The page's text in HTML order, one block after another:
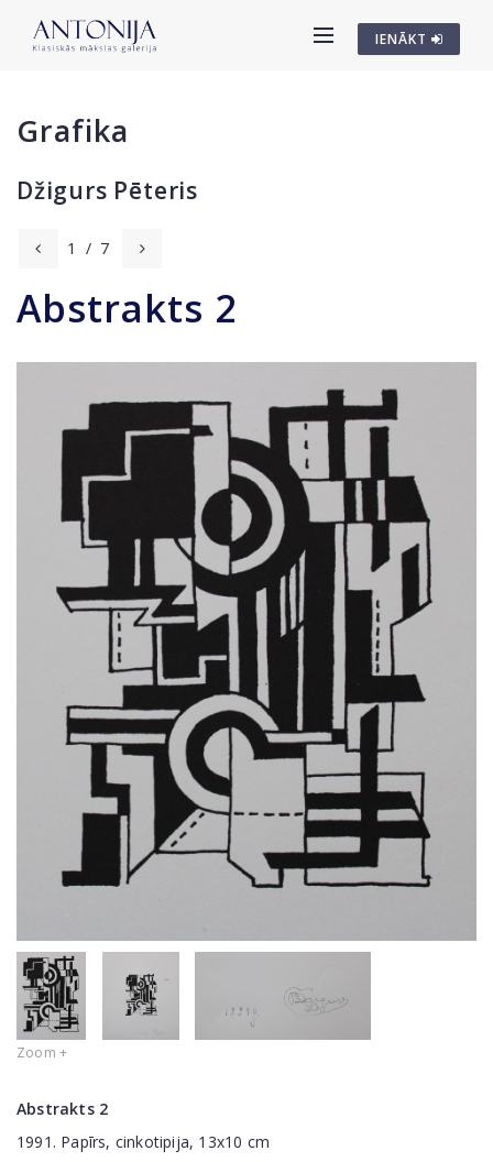
IENĀKT
Grafika
Džigurs Pēteris
1 / 7
Abstrakts 2
Zoom +
Abstrakts 2
1991. Papīrs, cinkotipija, 13x10 cm